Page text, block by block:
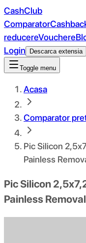
CashClub
Comparator
reducereVouchere
Login
Descarca extensia
Toggle menu
Acasa
Comparator
Pic Silicon
Painless
Pic Silicon
Painless